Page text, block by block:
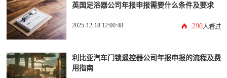
英国足浴器公司年报申报需要什么条件及要求
2025-12-18 12:00:48 290人看过
利比亚汽车门锁遥控器公司年报申报的流程及费
用指南